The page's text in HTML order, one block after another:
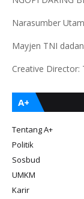
Narasumber
Mayjen TNI
Creative Director:
A+
Tentang A+
Politik
Sosbud
UMKM
Karir